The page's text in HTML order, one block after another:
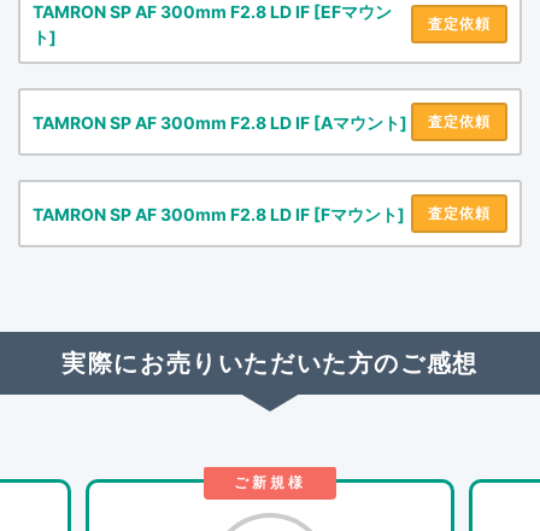
TAMRON SP AF 300mm F2.8 LD IF [EFマウン
ト]
査定依頼
TAMRON SP AF 300mm F2.8 LD IF [Aマウント] 査定依頼
TAMRON SP AF 300mm F2.8 LD IF [Fマウント] 査定依頼
実際にお売りいただいた方のご感想
ご新規様